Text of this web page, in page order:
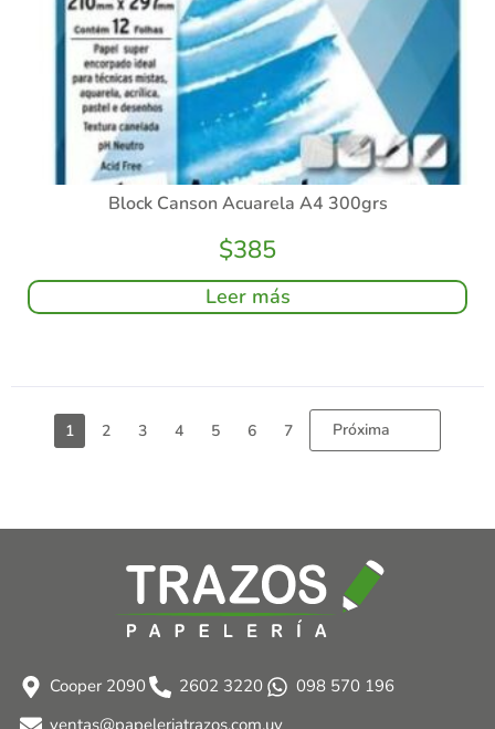
Block Canson Acuarela A4 300grs
$385
Leer más
1 2 3 4 5 6 7 Próxima
Cooper 2090 2602 3220
098 570 196
ventas@papeleriatrazos.com.uy